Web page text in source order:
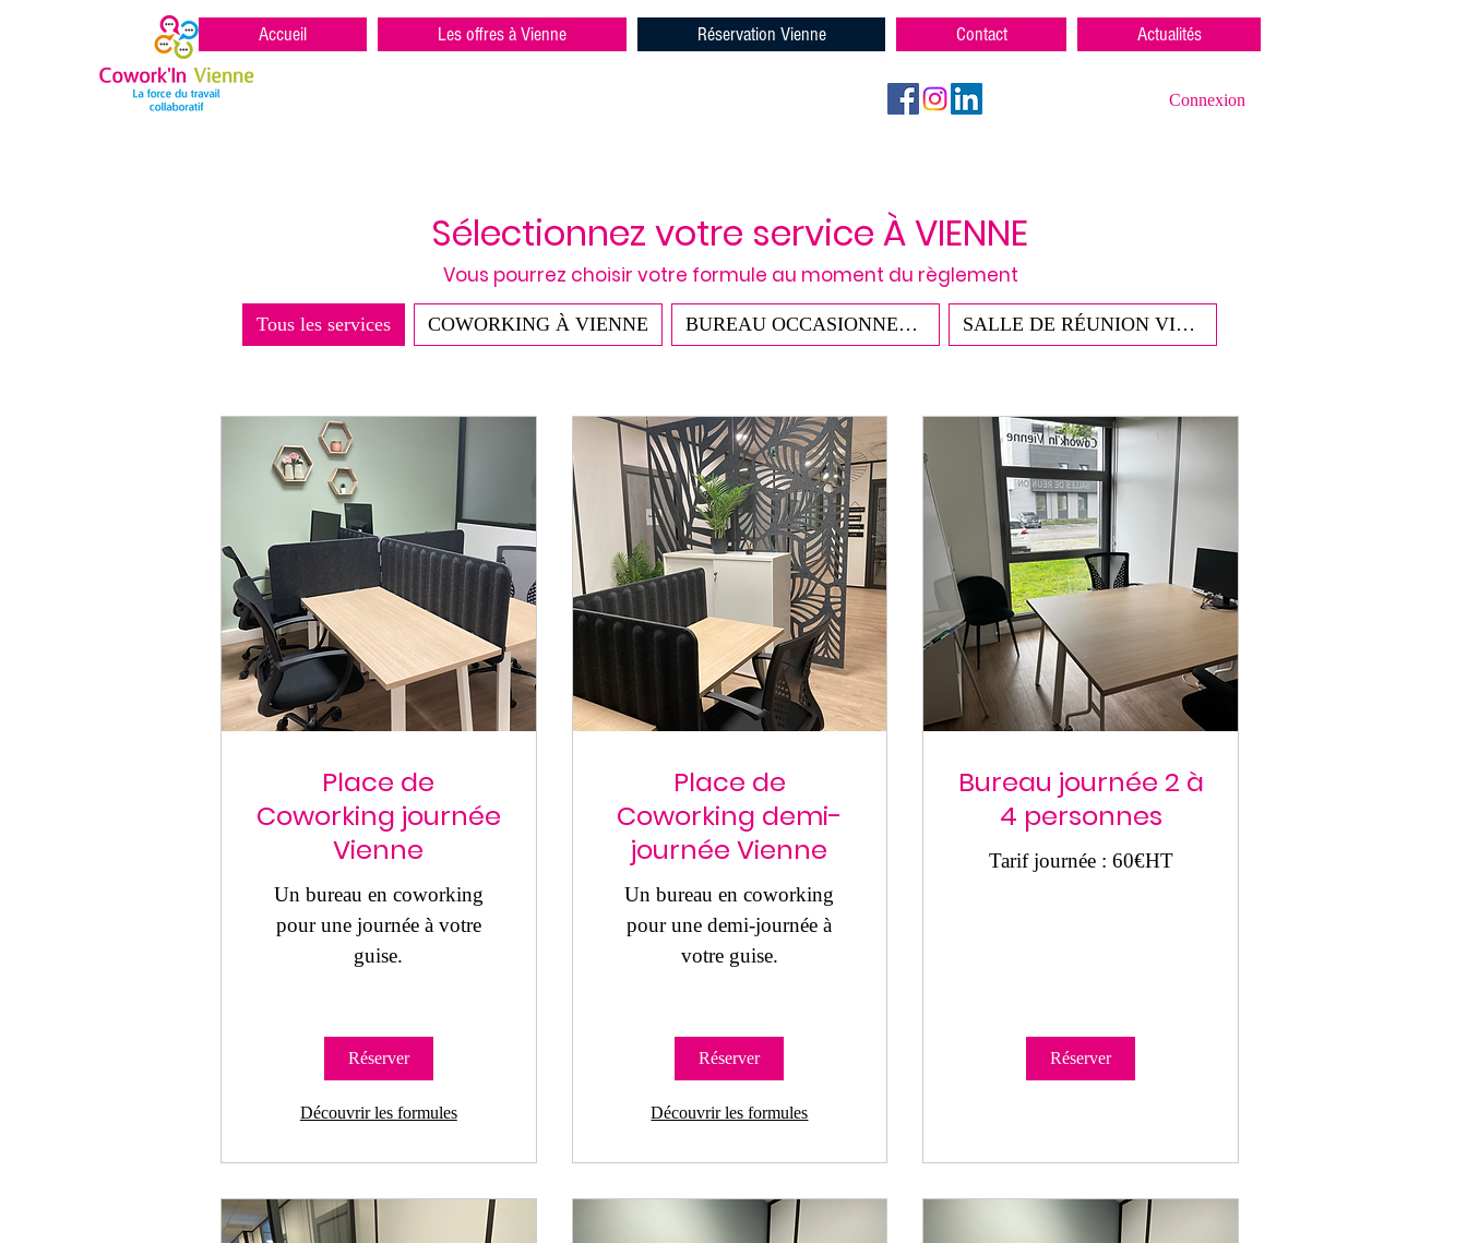
Accueil Les offres à Vienne Réservation Vienne Contact Actualités
Connexion
Sélectionnez votre service À VIENNE
Tous les services COWORKING À VIENNE BUREAU OCCASIONNEL À VIENNE SALLE DE RÉUNION VIENNE
Place de
Coworking journée
Vienne
Un bureau en coworking
pour une journée à votre
guise.
Réserver
Découvrir les formules
Place de
Coworking demi-
journée Vienne
Un bureau en coworking
pour une demi-journée à
votre guise.
Réserver
Découvrir les formules
Bureau journée 2 à
4 personnes
Tarif journée : 60€HT
Réserver
Vous pourrez choisir votre formule au moment du règlement